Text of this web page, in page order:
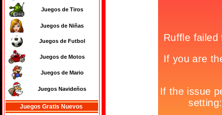
Juegos de Tiros
Juegos de Niñas
Juegos de Futbol
Juegos de Motos
Juegos de Mario
Juegos Navideños
Juegos Gratis Nuevos